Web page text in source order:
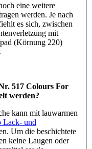
eine weitere
werden. Je nach
es sich, zwischen
mit
(Körnung 220)
517 Colours For
werden?
kann mit lauwarmen
Lack- und
Um die beschichtete
keine Laugen oder